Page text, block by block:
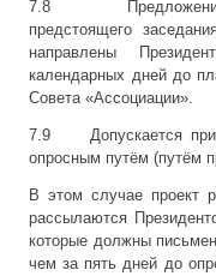
7.8 Предложения
предстоящего
направлены
календарных дней до
Совета «Ассоциации».
7.9 Допускается
опросным путём (путём
В этом случае проект
рассылаются
которые должны
чем за пять дней до